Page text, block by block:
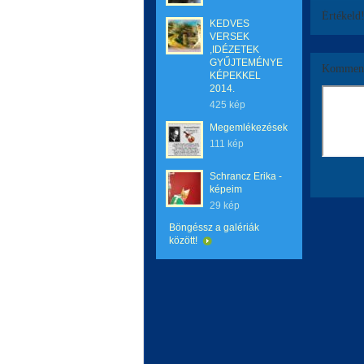
KEDVES
VERSEK
,IDÉZETEK
GYŰJTEMÉNYE
KÉPEKKEL
2014.
425 kép
Megemlékezések
111 kép
Schrancz Erika -
képeim
29 kép
Böngéssz a galériák
között!
Értékeld!